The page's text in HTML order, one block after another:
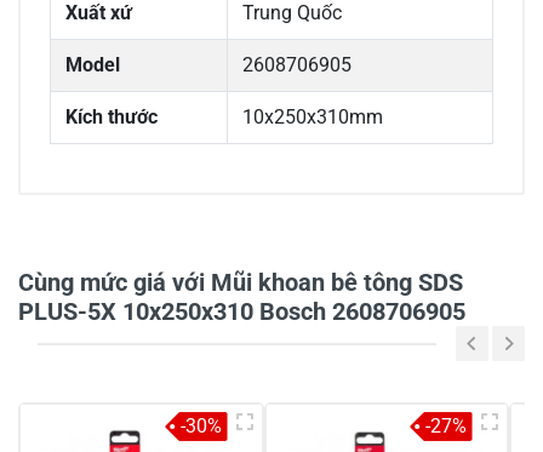
Xuất xứ Trung Quốc
Model 2608706905
Kích thước 10x250x310mm
3
Cùng mức giá với Mũi khoan bê tông SDS
PLUS-5X 10x250x310 Bosch 2608706905
-30% -27%